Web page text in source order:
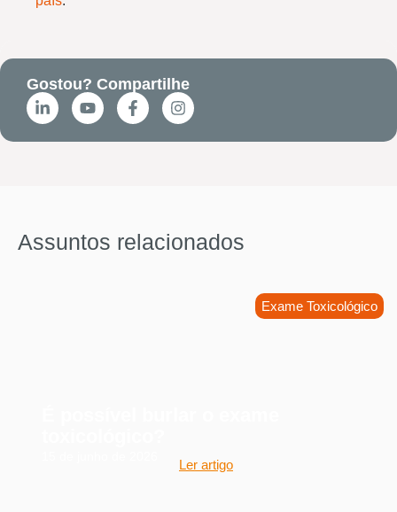
Gostou? Compartilhe
Assuntos relacionados
Exame Toxicológico
Ler artigo